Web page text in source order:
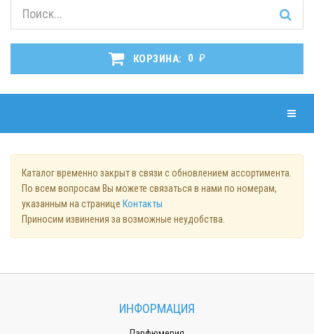
КОРЗИНА: 0 ₽
Каталог временно закрыт в связи с обновлением ассортимента.
По всем вопросам Вы можете связаться в нами по номерам,
указанным на странице Контакты
Приносим извинения за возможные неудобства.
ИНФОРМАЦИЯ